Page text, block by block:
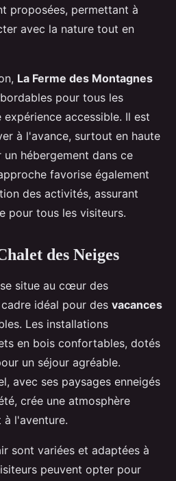
proposées, permettant à
avec la nature tout en
La Ferme des Montagnes
pour tous les
accessible. Il est
à l'avance, surtout en haute
hébergement dans ce
favorise également
des activités, assurant
pour tous les visiteurs.
des Neiges
se situe au cœur des
idéal pour des vacances
Les installations
en bois confortables, dotés
un séjour agréable.
avec ses paysages enneigés
crée une atmosphère
l'aventure.
sont variées et adaptées à
peuvent opter pour